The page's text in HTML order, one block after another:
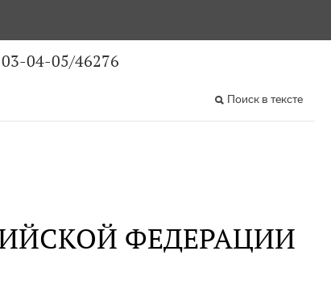
04-05/46276
Поиск в тексте
ФЕДЕРАЦИИ